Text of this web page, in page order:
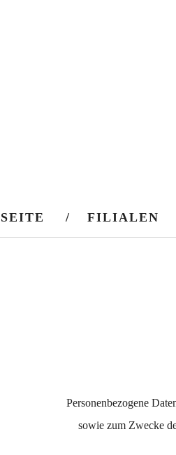
FILIALEN
Personenbezogene
sowie zum Zwecke